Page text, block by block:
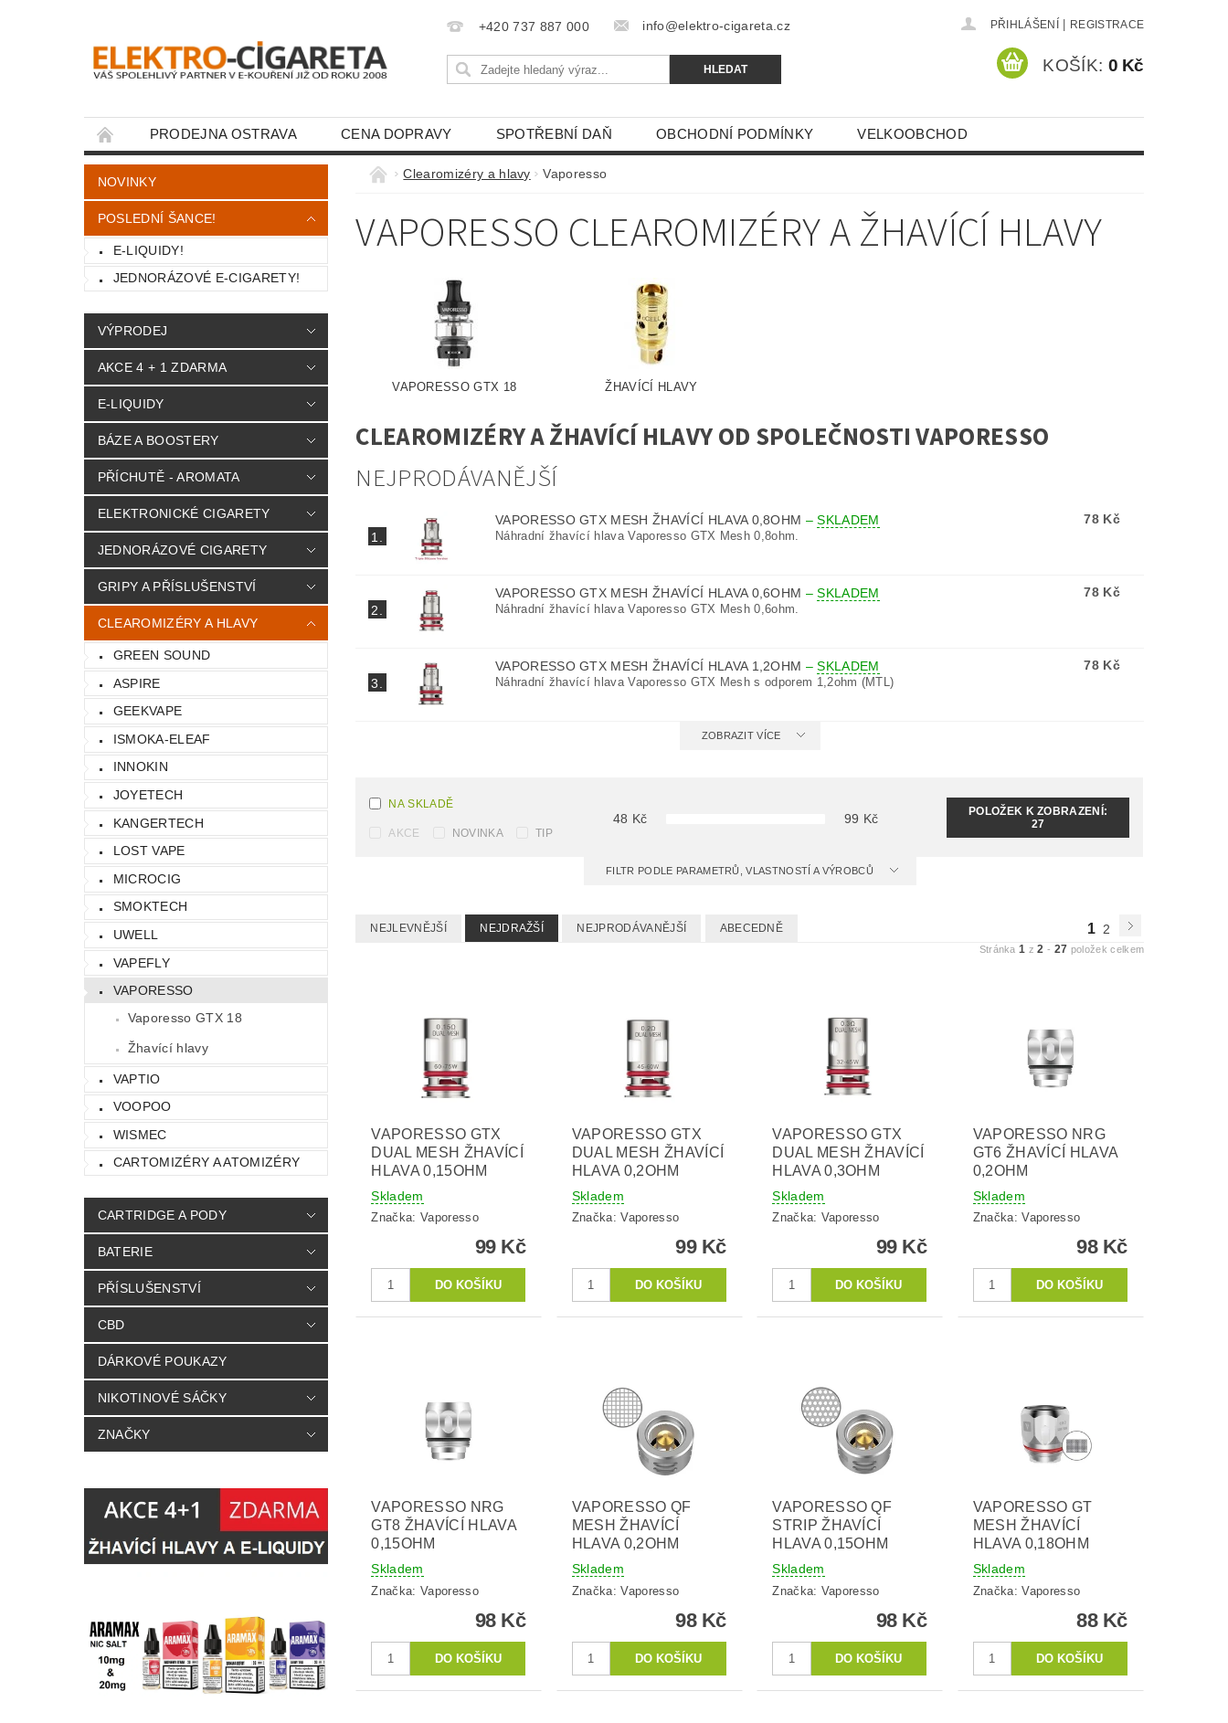
+420 737 887 000 info@elektro-cigareta.cz PŘIHLÁŠENÍ REGISTRACE
KOŠÍK: 0 Kč
PRODEJNA OSTRAVA CENA DOPRAVY SPOTŘEBNÍ DAŇ OBCHODNÍ PODMÍNKY VELKOOBCHOD
KONTAKTY
NOVINKY
POSLEDNÍ ŠANCE!
E-LIQUIDY!
JEDNORÁZOVÉ E-CIGARETY!
VÝPRODEJ
AKCE 4 + 1 ZDARMA
E-LIQUIDY
BÁZE A BOOSTERY
PŘÍCHUTĚ - AROMATA
ELEKTRONICKÉ CIGARETY
JEDNORÁZOVÉ CIGARETY
GRIPY A PŘÍSLUŠENSTVÍ
CLEAROMIZÉRY A HLAVY
GREEN SOUND
ASPIRE
GEEKVAPE
ISMOKA-ELEAF
INNOKIN
JOYETECH
KANGERTECH
LOST VAPE
MICROCIG
SMOKTECH
UWELL
VAPEFLY
VAPORESSO
Vaporesso GTX 18
Žhavící hlavy
VAPTIO
VOOPOO
WISMEC
CARTOMIZÉRY A ATOMIZÉRY
CARTRIDGE A PODY
BATERIE
PŘÍSLUŠENSTVÍ
CBD
DÁRKOVÉ POUKAZY
NIKOTINOVÉ SÁČKY
ZNAČKY
Clearomizéry a hlavy Vaporesso
VAPORESSO CLEAROMIZÉRY A ŽHAVÍCÍ HLAVY
VAPORESSO GTX 18 ŽHAVÍCÍ HLAVY
CLEAROMIZÉRY A ŽHAVÍCÍ HLAVY OD SPOLEČNOSTI VAPORESSO
NEJPRODÁVANĚJŠÍ
1.
VAPORESSO GTX MESH ŽHAVÍCÍ HLAVA 0,8OHM –SKLADEM
Náhradní žhavící hlava Vaporesso GTX Mesh 0,8ohm.
78 Kč
2.
VAPORESSO GTX MESH ŽHAVÍCÍ HLAVA 0,6OHM –SKLADEM
Náhradní žhavící hlava Vaporesso GTX Mesh 0,6ohm.
78 Kč
3.
VAPORESSO GTX MESH ŽHAVÍCÍ HLAVA 1,2OHM –SKLADEM
Náhradní žhavící hlava Vaporesso GTX Mesh s odporem 1,2ohm (MTL)
78 Kč
ZOBRAZIT VÍCE
NA SKLADĚ
AKCE NOVINKA TIP
48 Kč 99 Kč
POLOŽEK K ZOBRAZENÍ:
27
FILTR PODLE PARAMETRŮ, VLASTNOSTÍ A VÝROBCŮ
NEJLEVNĚJŠÍ NEJDRAŽŠÍ NEJPRODÁVANĚJŠÍ ABECEDNĚ 1 2
Stránka1 z2 - 27 položek celkem
VAPORESSO GTX
DUAL MESH ŽHAVÍCÍ
HLAVA 0,15OHM
Skladem
Značka: Vaporesso
99 Kč
VAPORESSO GTX
DUAL MESH ŽHAVÍCÍ
HLAVA 0,2OHM
Skladem
Značka:Vaporesso
99 Kč
VAPORESSO GTX
DUAL MESH ŽHAVÍCÍ
HLAVA 0,3OHM
Skladem
Značka: Vaporesso
99 Kč
VAPORESSO NRG
GT6 ŽHAVÍCÍ HLAVA
0,2OHM
Skladem
Značka:Vaporesso
98 Kč
VAPORESSO NRG
GT8 ŽHAVÍCÍ HLAVA
0,15OHM
Skladem
Značka: Vaporesso
98 Kč
VAPORESSO QF
MESH ŽHAVÍCÍ
HLAVA 0,2OHM
Skladem
Značka:Vaporesso
98 Kč
VAPORESSO QF
STRIP ŽHAVÍCÍ
HLAVA 0,15OHM
Skladem
Značka: Vaporesso
98 Kč
VAPORESSO GT
MESH ŽHAVÍCÍ
HLAVA 0,18OHM
Skladem
Značka:Vaporesso
88 Kč